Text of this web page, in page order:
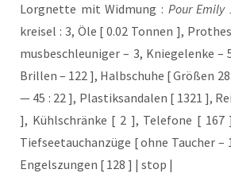
Lor­gnet­te mit Wid­mung : Pour Emi­ly
krei­sel : 3, Öle [ 0.02 Ton­nen ],
mus­be­schleu­ni­ger – 3, Knie­ge­len­ke –
Bril­len – 122 ], Halb­schu­he [ Grö­ßen 28
— 45 : 22 ], Plas­tik­san­da­len [ 1321 ],
], Kühl­schrän­ke [ 2 ], Tele­fo­ne [ 167
Tief­see­tauch­an­zü­ge [ ohne Tau­cher –
Engels­zun­gen [ 128 ] | stop |